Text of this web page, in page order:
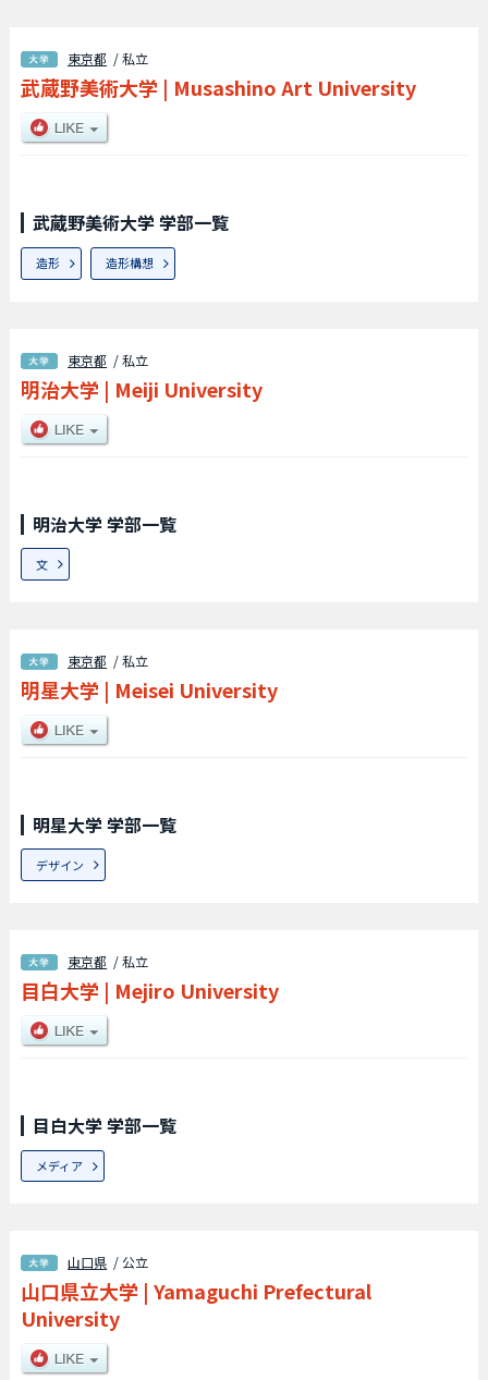
東京都 / 私立
武蔵野美術大学 | Musashino Art University
武蔵野美術大学 学部一覧
造形 造形構想
東京都 / 私立
明治大学 | Meiji University
明治大学 学部一覧
文
東京都 / 私立
明星大学 | Meisei University
明星大学 学部一覧
デザイン
東京都 / 私立
目白大学 | Mejiro University
目白大学 学部一覧
メディア
山口県 / 公立
山口県立大学 | Yamaguchi Prefectural
University